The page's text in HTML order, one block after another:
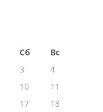
Сб
Вс
3
4
10
11
17
18